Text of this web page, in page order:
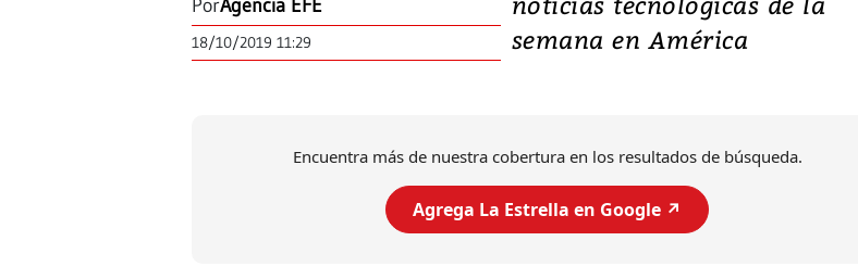
PorAgencia EFE
18/10/2019 11:29
semana en América
Encuentra más de nuestra cobertura en los resultados de búsqueda.
Agrega La Estrella en Google ↗️
candidatura con
promesas de inversión